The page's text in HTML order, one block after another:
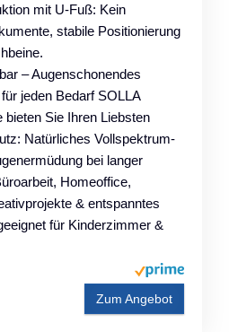
mit U-Fuß: Kein
stabile Positionierung
– Augenschonendes
jeden Bedarf SOLLA
Sie Ihren Liebsten
Natürliches Vollspektrum-
bei langer
Homeoffice,
& entspanntes
für Kinderzimmer &
Zum Angebot